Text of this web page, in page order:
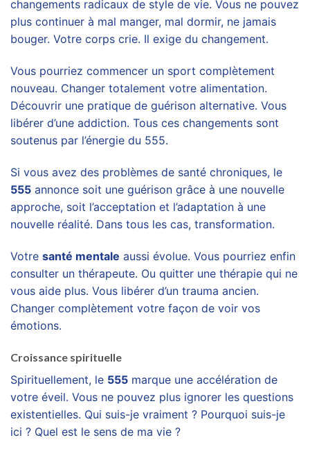
changements radicaux de style de vie. Vous ne pouvez
plus continuer à mal manger, mal dormir, ne jamais
bouger. Votre corps crie. Il exige du changement.
Vous pourriez commencer un sport complètement
nouveau. Changer totalement votre alimentation.
Découvrir une pratique de guérison alternative. Vous
libérer d’une addiction. Tous ces changements sont
soutenus par l’énergie du 555.
Si vous avez des problèmes de santé chroniques, le
555 annonce soit une guérison grâce à une nouvelle
approche, soit l’acceptation et l’adaptation à une
nouvelle réalité. Dans tous les cas, transformation.
Votre santé mentale aussi évolue. Vous pourriez enfin
consulter un thérapeute. Ou quitter une thérapie qui ne
vous aide plus. Vous libérer d’un trauma ancien.
Changer complètement votre façon de voir vos
émotions.
Croissance spirituelle
Spirituellement, le 555 marque une accélération de
votre éveil. Vous ne pouvez plus ignorer les questions
existentielles. Qui suis-je vraiment ? Pourquoi suis-je
ici ? Quel est le sens de ma vie ?